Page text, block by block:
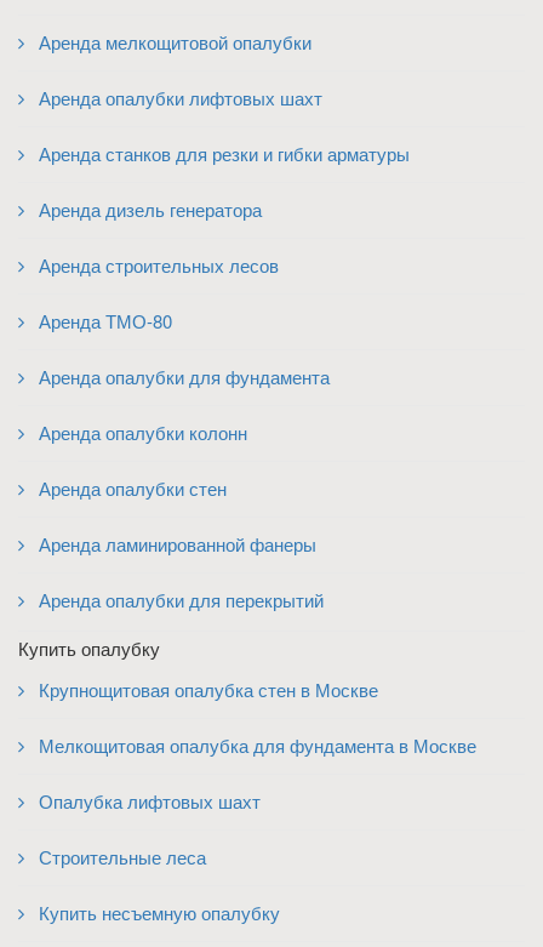
Аренда мелкощитовой опалубки
Аренда опалубки лифтовых шахт
Аренда станков для резки и гибки арматуры
Аренда дизель генератора
Аренда строительных лесов
Аренда ТМО-80
Аренда опалубки для фундамента
Аренда опалубки колонн
Аренда опалубки стен
Аренда ламинированной фанеры
Аренда опалубки для перекрытий
Купить опалубку
Крупнощитовая опалубка стен в Москве
Мелкощитовая опалубка для фундамента в Москве
Опалубка лифтовых шахт
Строительные леса
Купить несъемную опалубку